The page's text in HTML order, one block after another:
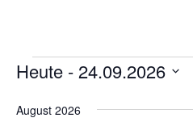
Veranstaltungen
Heute - 24.09.2026
wählen.
August 2026